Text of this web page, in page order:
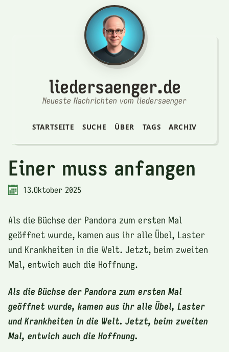
liedersaenger.de
Neueste Nachrichten vom liedersaenger
STARTSEITE SUCHE ÜBER TAGS ARCHIV
Einer muss anfangen
13.Oktober 2025
Als die Büchse der Pandora zum ersten Mal
geöffnet wurde, kamen aus ihr alle Übel, Laster
und Krankheiten in die Welt. Jetzt, beim zweiten
Mal, entwich auch die Hoffnung.
Als die Büchse der Pandora zum ersten Mal
geöffnet wurde, kamen aus ihr alle Übel, Laster
und Krankheiten in die Welt. Jetzt, beim zweiten
Mal, entwich auch die Hoffnung.